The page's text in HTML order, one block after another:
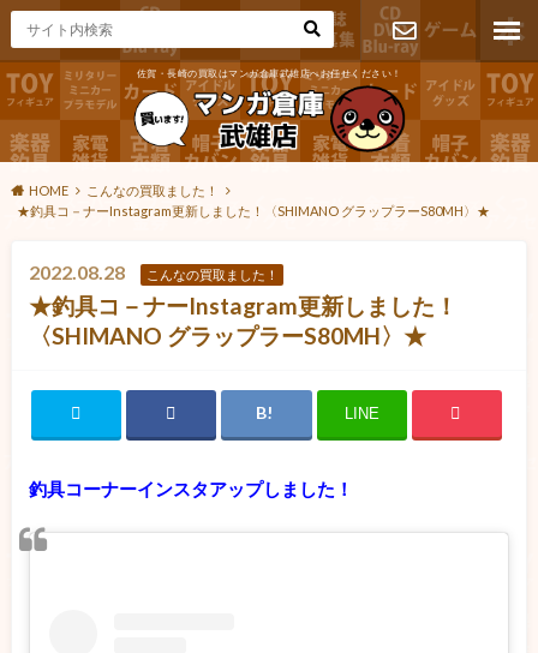
佐賀・長崎の買取はマンガ倉庫武雄店へお任せください！
お問い合わ
せ
HOME
こんなの買取ました！
★釣具コ－ナーInstagram更新しました！〈SHIMANO グラップラーS80MH〉★
2022.08.28 こんなの買取ました！
★釣具コ－ナーInstagram更新しました！
〈SHIMANO グラップラーS80MH〉★
LINE
釣具コーナーインスタアップしました！